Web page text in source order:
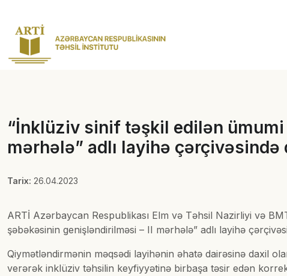
“İnklüziv sinif təşkil edilən
mərhələ” adlı layihə
Tarix: 26.04.2023
ARTİ Azərbaycan Respublikası Elm və Təhsil Nazirliyi və
şəbəkəsinin genişləndirilməsi – II mərhələ” adlı layihə
Qiymətləndirmənin məqsədi layihənin əhatə dairəsinə daxil
verərək inklüziv təhsilin keyfiyyətinə birbaşa təsir edən